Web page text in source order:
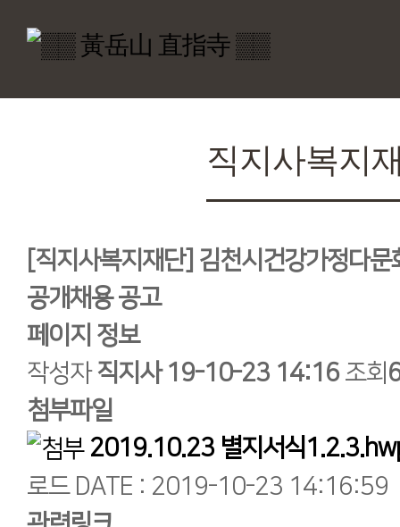
직지사복지
[직지사복지재단] 김천시건강가정다
공개채용 공고
페이지 정보
작성자직지사 19-10-23 14:16조회
첨부파일
2019.10.23 별지서식
로드 DATE : 2019-10-23 14:16:59